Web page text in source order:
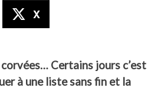
X
Certains jours c’est
à une liste sans fin et la